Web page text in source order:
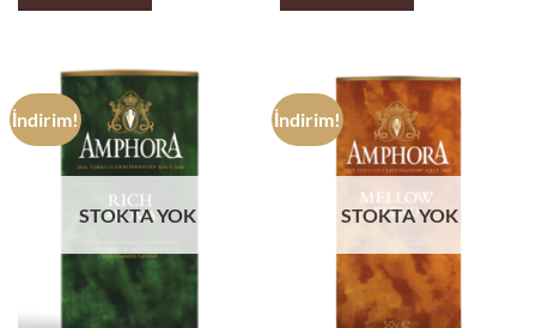
İndirim!
STOKTA YOK
İndirim!
STOKTA YOK